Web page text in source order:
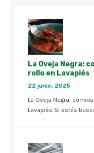
La Oveja Negra:
rollo en Lavapiés
22 junio, 2025
La Oveja Negra:
Lavapiés Si estás